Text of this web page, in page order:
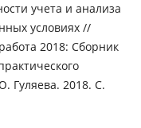
учета и анализа
условиях //
2018: Сборник
Гуляева. 2018. С.